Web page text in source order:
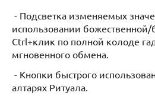
- Подсветка изменяемых
использовании
Ctrl+клик по полной колоде
мгновенного обмена.
- Кнопки быстрого
алтарях Ритуала.